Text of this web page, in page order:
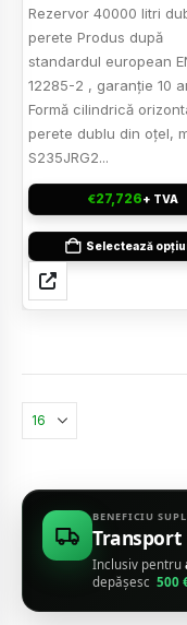
Rezervor 40000 litri
perete Produs după
standardul european
12285-2 , garanţie 10
Formă cilindrică
perete dublu din oţel,
S235JRG2...
€27,726+ TVA
Selectează
BENEFICIU
Transport
Inclusiv pentru
depășesc 500